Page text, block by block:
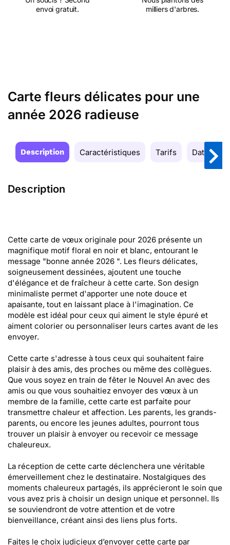
envoi gratuit.
milliers d'arbres.
Carte fleurs délicates pour une
année 2026 radieuse
Description Caractéristiques Tarifs Date de
Description
Cette carte de vœux originale pour 2026 présente un
magnifique motif floral en noir et blanc, entourant le
message "bonne année 2026 ". Les fleurs délicates,
soigneusement dessinées, ajoutent une touche
d'élégance et de fraîcheur à cette carte. Son design
minimaliste permet d'apporter une note douce et
apaisante, tout en laissant place à l'imagination. Ce
modèle est idéal pour ceux qui aiment le style épuré et
aiment colorier ou personnaliser leurs cartes avant de les
envoyer.
Cette carte s'adresse à tous ceux qui souhaitent faire
plaisir à des amis, des proches ou même des collègues.
Que vous soyez en train de fêter le Nouvel An avec des
amis ou que vous souhaitiez envoyer des vœux à un
membre de la famille, cette carte est parfaite pour
transmettre chaleur et affection. Les parents, les grands-
parents, ou encore les jeunes adultes, pourront tous
trouver un plaisir à envoyer ou recevoir ce message
chaleureux.
La réception de cette carte déclenchera une véritable
émerveillement chez le destinataire. Nostalgiques des
moments chaleureux partagés, ils apprécieront le soin que
vous avez pris à choisir un design unique et personnel. Ils
se souviendront de votre attention et de votre
bienveillance, créant ainsi des liens plus forts.
Faites le choix judicieux d’envoyer cette carte par